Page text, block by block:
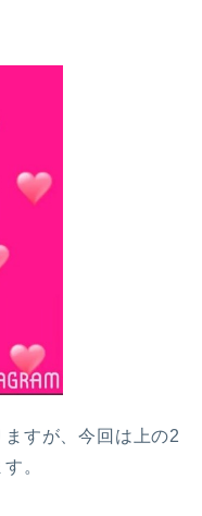
すが、今回は上の2
。